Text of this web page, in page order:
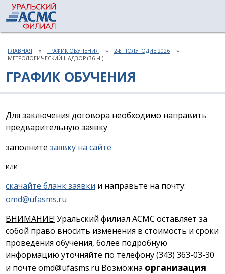
ГЛАВНАЯ ГРАФИК ОБУЧЕНИЯ
2-Е ПОЛУГОДИЕ 2026
МЕТРОЛОГИЧЕСКИЙ НАДЗОР (36 Ч.)
ГРАФИК ОБУЧЕНИЯ
Для заключения договора необходимо направить
предварительную заявку
заполните заявку на сайте
или
скачайте бланк заявки и направьте на почту:
omd@ufasms.ru
ВНИМАНИЕ! Уральский филиал АСМС оставляет за
собой право вносить изменения в стоимость и сроки
проведения обучения, более подробную
информацию уточняйте по телефону (343) 363-03-30
и почте omd@ufasms.ru Возможна организация